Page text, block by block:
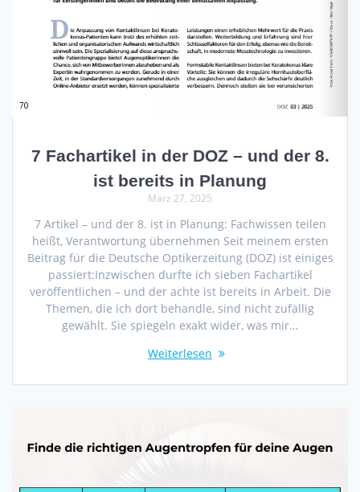
7 Fachartikel in der DOZ – und der 8.
ist bereits in Planung
März 27, 2025
7 Artikel – und der 8. ist in Planung: Fachwissen teilen
heißt, Verantwortung übernehmen Seit meinem ersten
Beitrag für die Deutsche Optikerzeitung (DOZ) ist einiges
passiert:Inzwischen durfte ich sieben Fachartikel
veröffentlichen – und der achte ist bereits in Arbeit. Die
Themen, die ich dort behandle, sind nicht zufällig
gewählt. Sie spiegeln exakt wider, was mir…
Weiterlesen